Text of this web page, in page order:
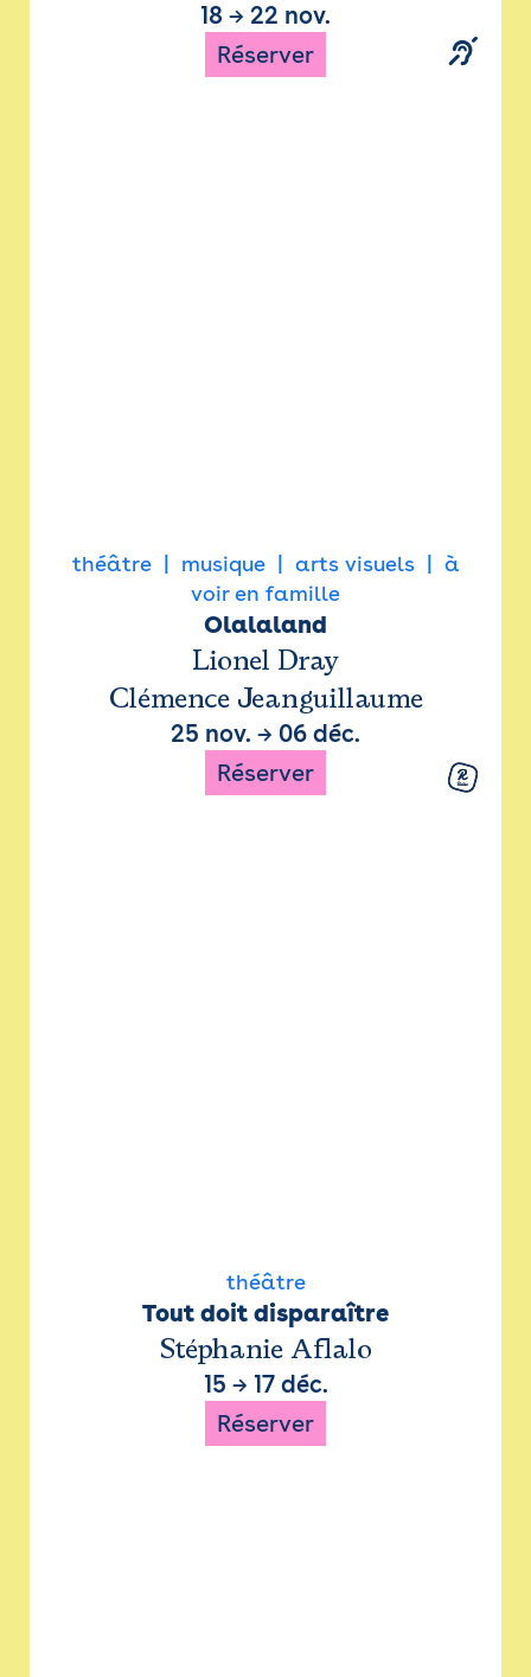
18 → 22 nov.
Réserver
théâtre musique arts visuels
à
voir en famille
Olalaland
Lionel Dray
Clémence Jeanguillaume
25 nov. → 06 déc.
Réserver
théâtre
Tout doit disparaître
Stéphanie Aflalo
15 → 17 déc.
Réserver